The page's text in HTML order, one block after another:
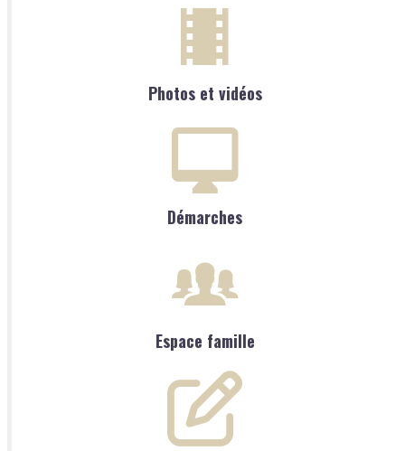
Photos et vidéos
Démarches
Espace famille